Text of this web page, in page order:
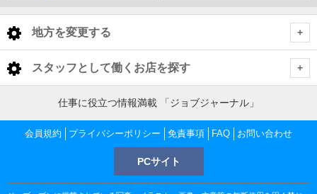
下越 デリヘル送迎ドライバー
新潟市 デリヘル送迎ドライバー
中越
中越 デリヘル送迎ドライバー
長野・千曲・須坂・中野
長野・千曲・須坂・中野 デリヘル送迎ドライバー
山梨県 デリヘル送迎ドライバー
地方を変更する
< 全国トップ
北海道 男性高収入
東北 男性高収入
南関東 男性高収入
甲信越 男性高収入
スタッフとして働くお店を探す
新潟県
新潟 男性高収入
長野県
仕事に役立つ情報満載 「ジョブジャーナル」
会員規約 プライバシーポリシー 免責事項 FAQ お問い合わせ
PCサイト